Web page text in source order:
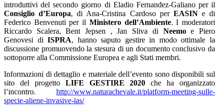
introduttivi del secondo giorno di Eladio Fernandez-Galiano per il
Consiglio d’Europa, di Ana-Cristina Cardoso per EASINe di
Federico Benvenuti per il Ministero dell’Ambiente. I moderatori
Riccardo Scalera, Bent Jepsen , Jan Sliva di Neemoe Piero
Genovesi diISPRA, hanno saputo gestire in modo ottimale la
discussione promuovendo la stesura di un documento conclusivo da
sottoporre alla Commissione Europea e agli Stati membri.
Informazioni di dettaglio e materiale dell’evento sono disponibili sul
sito del progetto LIFE GESTIRE 2020che ha organizzato
l’incontro. http://www.naturachevale.it/platform-meeting-sulle-
specie-aliene-invasive-ias/